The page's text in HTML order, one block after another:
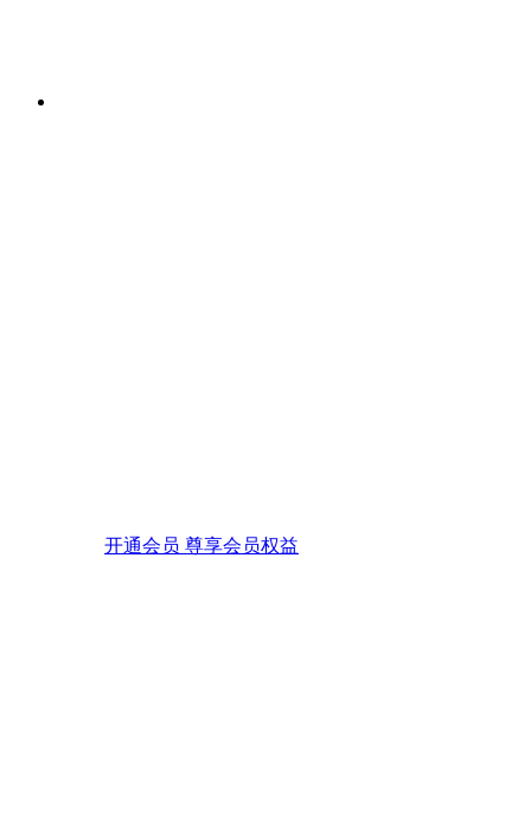
开通会员 尊享会员权益